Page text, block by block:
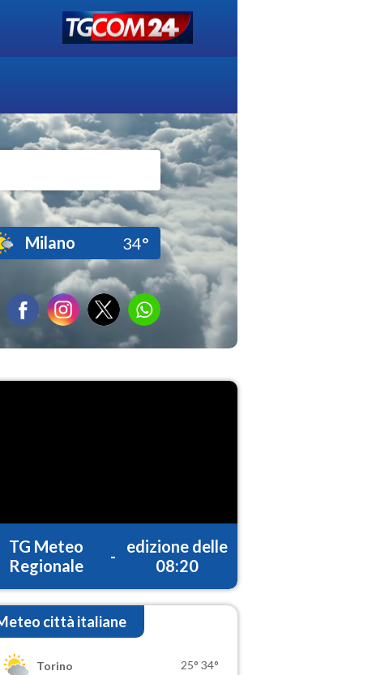
Milano 34°
TG Meteo
Regionale
-
edizione delle
08:20
città italiane
Torino 25° 34°